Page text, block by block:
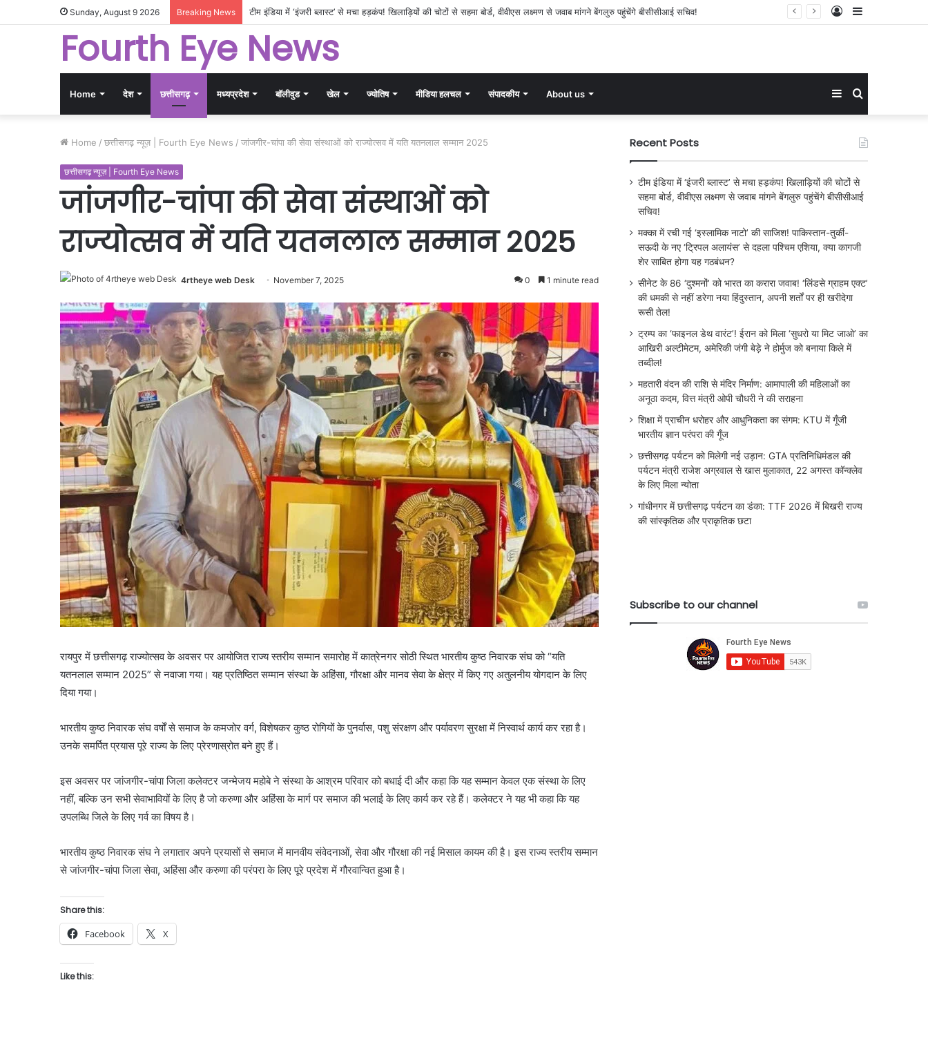
Sunday, August 9 2026 Breaking News मक्का में रची गई ‘इस्लामिक नाटो’ की साजिश! पाकिस्तान-तुर्की-सऊदी के नए ‘ट्रिपल अलायंस’ से दहला पश्चिम एशिया, क्या कागजी शेर साबित होगा यह गठबंधन? Sidebar
Log
Fourth Eye News
Home देश छत्तीसगढ़ मध्यप्रदेश बॉलीवुड खेल ज्योतिष मीडिया हलचल संपादकीय About us Search
for
Sidebar
Home / छत्तीसगढ़ न्यूज़ | Fourth Eye News / जांजगीर-चांपा की सेवा संस्थाओं को राज्योत्सव में यति यतनलाल सम्मान 2025
छत्तीसगढ़ न्यूज़ | Fourth Eye News
जांजगीर-चांपा की सेवा संस्थाओं को
राज्योत्सव में यति यतनलाल सम्मान 2025
4rtheye web Desk November 7, 2025 0 1 minute read
रायपुर में छत्तीसगढ़ राज्योत्सव के अवसर पर आयोजित राज्य स्तरीय सम्मान समारोह में कात्रेनगर सोठी स्थित भारतीय कुष्ठ निवारक संघ को “यति
यतनलाल सम्मान 2025” से नवाजा गया। यह प्रतिष्ठित सम्मान संस्था के अहिंसा, गौरक्षा और मानव सेवा के क्षेत्र में किए गए अतुलनीय योगदान के लिए
दिया गया।
भारतीय कुष्ठ निवारक संघ वर्षों से समाज के कमजोर वर्ग, विशेषकर कुष्ठ रोगियों के पुनर्वास, पशु संरक्षण और पर्यावरण सुरक्षा में निस्वार्थ कार्य कर रहा है।
उनके समर्पित प्रयास पूरे राज्य के लिए प्रेरणास्रोत बने हुए हैं।
इस अवसर पर जांजगीर-चांपा जिला कलेक्टर जन्मेजय महोबे ने संस्था के आश्रम परिवार को बधाई दी और कहा कि यह सम्मान केवल एक संस्था के लिए
नहीं, बल्कि उन सभी सेवाभावियों के लिए है जो करुणा और अहिंसा के मार्ग पर समाज की भलाई के लिए कार्य कर रहे हैं। कलेक्टर ने यह भी कहा कि यह
उपलब्धि जिले के लिए गर्व का विषय है।
भारतीय कुष्ठ निवारक संघ ने लगातार अपने प्रयासों से समाज में मानवीय संवेदनाओं, सेवा और गौरक्षा की नई मिसाल कायम की है। इस राज्य स्तरीय सम्मान
से जांजगीर-चांपा जिला सेवा, अहिंसा और करुणा की परंपरा के लिए पूरे प्रदेश में गौरवान्वित हुआ है।
Share this:
Facebook X
Like this:
Recent Posts
टीम इंडिया में ‘इंजरी ब्लास्ट’ से मचा हड़कंप! खिलाड़ियों की चोटों से
सहमा बोर्ड, वीवीएस लक्ष्मण से जवाब मांगने बेंगलुरु पहुंचेंगे बीसीसीआई
सचिव!
मक्का में रची गई ‘इस्लामिक नाटो’ की साजिश! पाकिस्तान-तुर्की-
सऊदी के नए ‘ट्रिपल अलायंस’ से दहला पश्चिम एशिया, क्या कागजी
शेर साबित होगा यह गठबंधन?
सीनेट के 86 ‘दुश्मनों’ को भारत का करारा जवाब! ‘लिंडसे ग्राहम एक्ट’
की धमकी से नहीं डरेगा नया हिंदुस्तान, अपनी शर्तों पर ही खरीदेगा
रूसी तेल!
ट्रम्प का ‘फाइनल डेथ वारंट’! ईरान को मिला ‘सुधरो या मिट जाओ’ का
आखिरी अल्टीमेटम, अमेरिकी जंगी बेड़े ने होर्मुज को बनाया किले में
तब्दील!
महतारी वंदन की राशि से मंदिर निर्माण: आमापाली की महिलाओं का
अनूठा कदम, वित्त मंत्री ओपी चौधरी ने की सराहना
शिक्षा में प्राचीन धरोहर और आधुनिकता का संगम: KTU में गूँजी
भारतीय ज्ञान परंपरा की गूँज
छत्तीसगढ़ पर्यटन को मिलेगी नई उड़ान: GTA प्रतिनिधिमंडल की
पर्यटन मंत्री राजेश अग्रवाल से खास मुलाकात, 22 अगस्त कॉन्क्लेव
के लिए मिला न्योता
गांधीनगर में छत्तीसगढ़ पर्यटन का डंका: TTF 2026 में बिखरी राज्य
की सांस्कृतिक और प्राकृतिक छटा
Subscribe to our channel